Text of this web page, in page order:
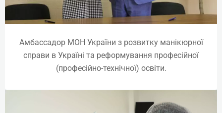
Амбассадор МОН України з розвитку манікюрної
справи в Україні та реформування професійної
(професійно-технічної) освіти.